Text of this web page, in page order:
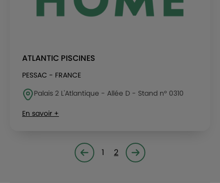
ATLANTIC PISCINES
PESSAC - FRANCE
Palais 2 L'Atlantique - Allée D - Stand n° 0310
En savoir +
Page précédente
1 2 Page suivante<